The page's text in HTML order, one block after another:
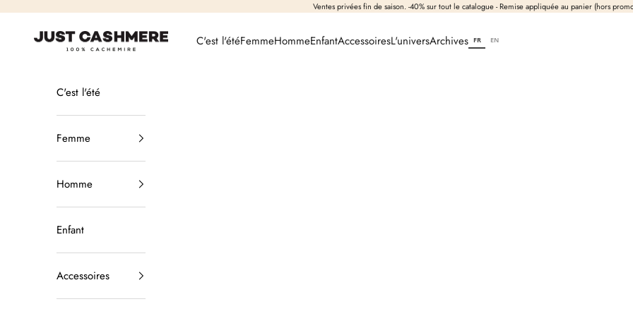
Ventes privées fin de saison. -40% sur tout le catalogue - Remise appliquée au panier (hors
Just Cashmere C'est l'étéFemmeHommeEnfantAccessoiresL'universArchives FR EN
C'est l'été
Femme
Homme
Enfant
Accessoires